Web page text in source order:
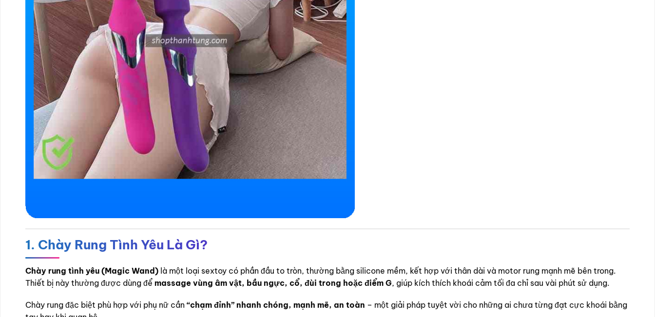
1. Chày Rung Tình Yêu Là Gì?
Chày rung tình yêu (Magic Wand) là một loại sextoy có phần đầu to tròn, thường bằng silicone mềm, kết hợp với thân dài và motor rung mạnh mẽ bên trong.
Thiết bị này thường được dùng để massage vùng âm vật, bầu ngực, cổ, đùi trong hoặc điểm G, giúp kích thích khoái cảm tối đa chỉ sau vài phút sử dụng.
Chày rung đặc biệt phù hợp với phụ nữ cần “chạm đỉnh” nhanh chóng, mạnh mẽ, an toàn – một giải pháp tuyệt vời cho những ai chưa từng đạt cực khoái bằng